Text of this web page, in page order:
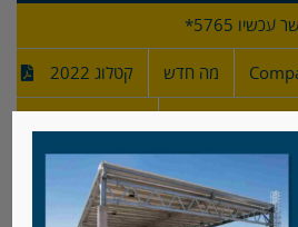
5765*
מה חדש קטלוג 2022